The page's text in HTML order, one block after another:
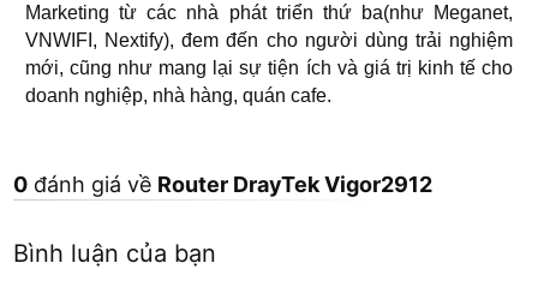
Marketing từ các nhà phát triển thứ ba(như Meganet,
VNWIFI, Nextify), đem đến cho người dùng trải nghiệm
mới, cũng như mang lại sự tiện ích và giá trị kinh tế cho
doanh nghiệp, nhà hàng, quán cafe.
0 đánh giá về Router DrayTek Vigor2912
Bình luận của bạn